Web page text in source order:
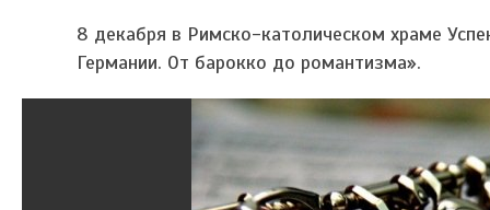
8 декабря в Римско-католическом храме
Германии. От барокко до романтизма».